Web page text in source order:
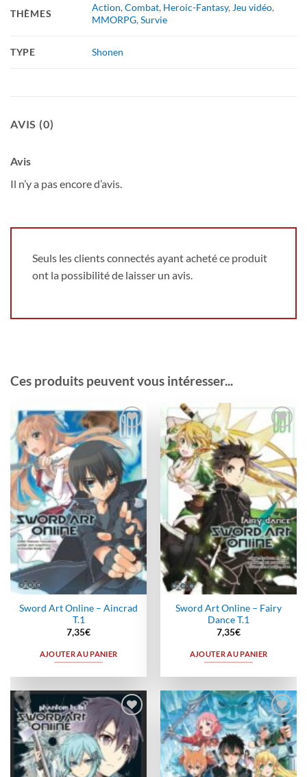
THÈMES
Action,Combat, Heroic-Fantasy, Jeu vidéo,
MMORPG,Survie
TYPE Shonen
AVIS (0)
Avis
Il n’y a pas encore d’avis.
Seuls les clients connectés ayant acheté ce produit
ont la possibilité de laisser un avis.
Ces produits peuvent vous intéresser...
Ajouter
à la
wishlist
Sword Art Online – Aincrad
T.1
7,35€
AJOUTER AU PANIER
Ajouter
à la
wishlist
Sword Art Online – Fairy
Dance T.1
7,35€
AJOUTER AU PANIER
Ajouter
à la
wishlist
Ajouter
à la
wishlist